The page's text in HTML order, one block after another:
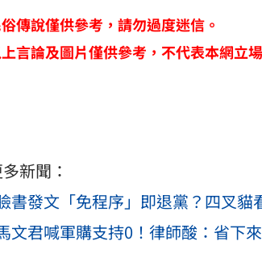
傳說僅供參考，請勿過度迷信。
言論及圖片僅供參考，不代表本網立場
新聞：
書發文「免程序」即退黨？四叉
文君喊軍購支持0！律師酸：省下